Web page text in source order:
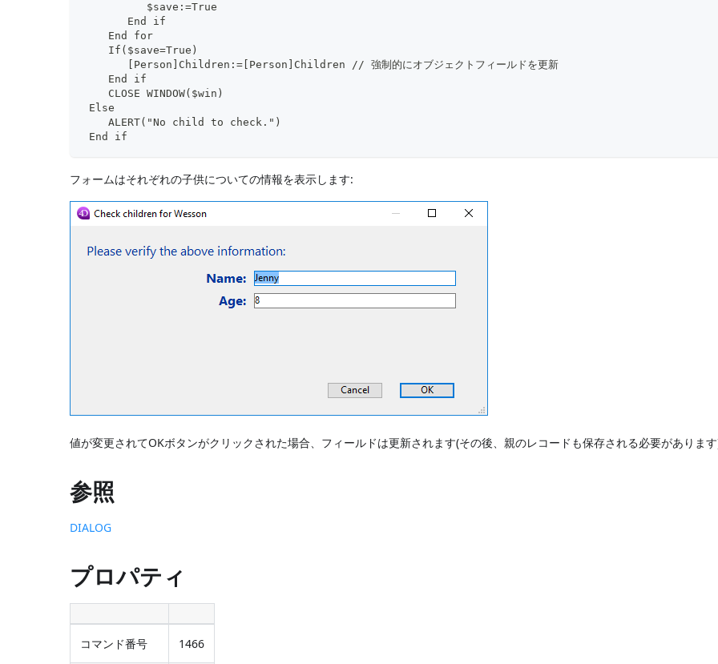
          $save:=True
       End if
    End for
    If($save=True)
       [Person]Children:=[Person]Children // 強制的にオブジェクトフィールドを更新
    End if
    CLOSE WINDOW($win)
Else
    ALERT("No child to check.")
End if
フォームはそれぞれの子供についての情報を表示します:
値が変更されてOKボタンがクリックされた場合、フィールドは更新されます(その後、親のレコードも保存される必要がありま
参照
DIALOG
プロパティ
コマンド番号 1466